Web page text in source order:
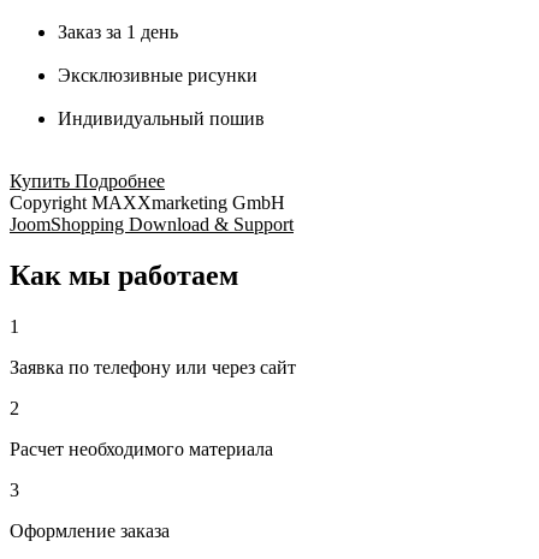
Заказ за 1 день
Эксклюзивные рисунки
Индивидуальный пошив
Купить Подробнее
Copyright MAXXmarketing GmbH
JoomShopping Download & Support
Как мы работаем
1
Заявка по телефону или через сайт
2
Расчет необходимого материала
3
Оформление заказа